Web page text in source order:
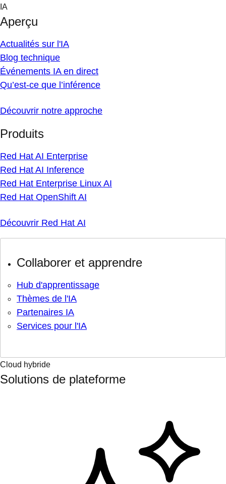
Skip
content
IA
Aperçu
Actualités sur l'IA
Blog technique
Événements IA en direct
Qu’est-ce que l’inférence
Découvrir notre approche
Produits
Red Hat AI Enterprise
Red Hat AI Inference
Red Hat Enterprise Linux AI
Red Hat OpenShift AI
Découvrir Red Hat AI
Collaborer et apprendre
Hub d'apprentissage
Thèmes de l'IA
Partenaires IA
Services pour l'IA
Cloud hybride
Solutions de plateforme